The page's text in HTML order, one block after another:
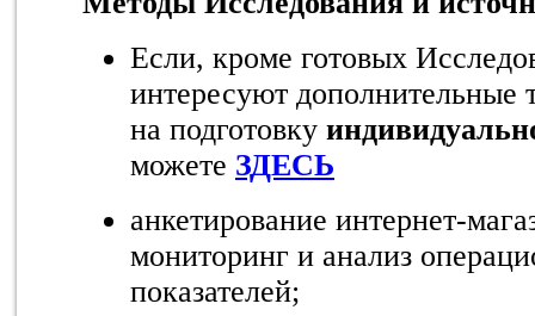
Если, кроме готовых
интересуют дополнительные
на подготовку
можете ЗДЕСЬ
анкетирование интернет-
мониторинг и анализ
показателей;